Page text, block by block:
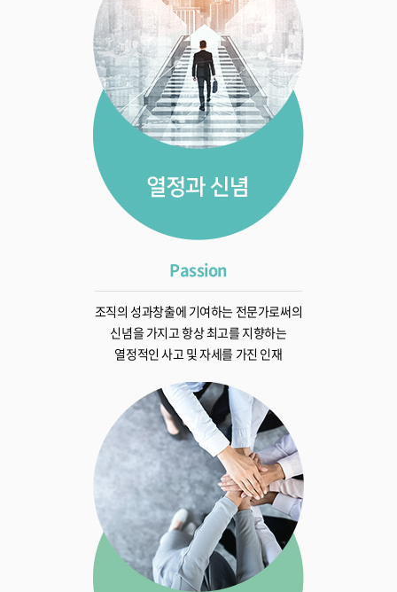
Passion
조직의 성과창출에 기여하는 전문가로써의
신념을 가지고 항상 최고를 지향하는
열정적인 사고 및 자세를 가진 인재